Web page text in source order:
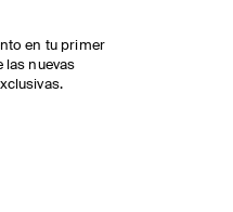
en tu primer
las nuevas